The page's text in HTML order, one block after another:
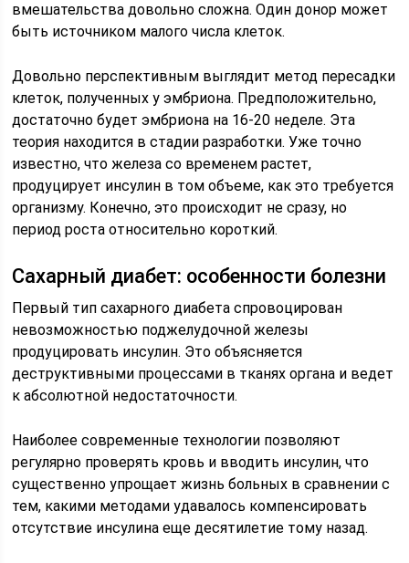
вмешательства довольно сложна. Один донор может
быть источником малого числа клеток.
Довольно перспективным выглядит метод пересадки
клеток, полученных у эмбриона. Предположительно,
достаточно будет эмбриона на 16-20 неделе. Эта
теория находится в стадии разработки. Уже точно
известно, что железа со временем растет,
продуцирует инсулин в том объеме, как это требуется
организму. Конечно, это происходит не сразу, но
период роста относительно короткий.
Сахарный диабет: особенности болезни
Первый тип сахарного диабета спровоцирован
невозможностью поджелудочной железы
продуцировать инсулин. Это объясняется
деструктивными процессами в тканях органа и ведет
к абсолютной недостаточности.
Наиболее современные технологии позволяют
регулярно проверять кровь и вводить инсулин, что
существенно упрощает жизнь больных в сравнении с
тем, какими методами удавалось компенсировать
отсутствие инсулина еще десятилетие тому назад.